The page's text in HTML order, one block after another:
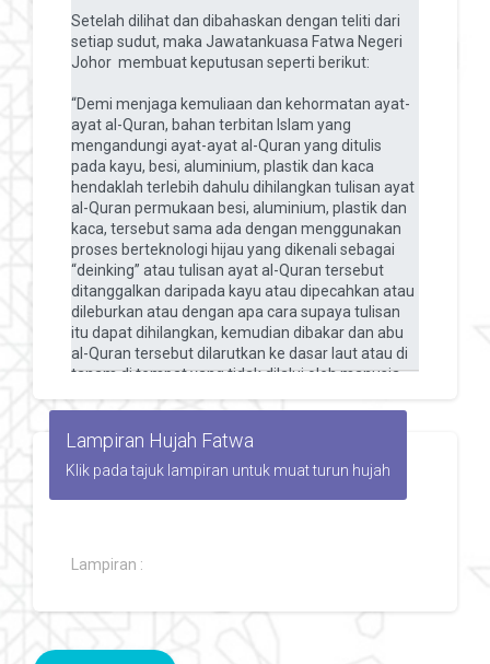
Lampiran Hujah Fatwa
Klik pada tajuk lampiran untuk muat turun hujah
Lampiran :